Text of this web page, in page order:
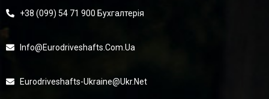
+38 (099) 54 71 900 Бухгалтерія
Info@eurodriveshafts.com.ua
Eurodriveshafts-Ukraine@ukr.net